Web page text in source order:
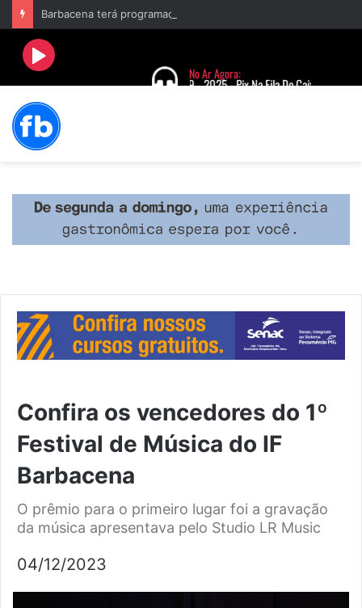
Confira os vencedores do 1º
Festival de Música do IF
Barbacena
O prêmio para o primeiro lugar foi a gravação
da música apresentava pelo Studio LR Music
04/12/2023